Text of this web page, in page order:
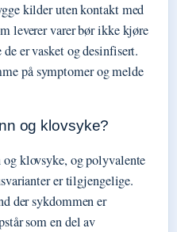
kilder uten kontakt med
leverer varer bør ikke kjøre
er vasket og desinfisert.
på symptomer og melde
og klovsyke?
klovsyke, og polyvalente
er tilgjengelige.
der sykdommen er
som en del av